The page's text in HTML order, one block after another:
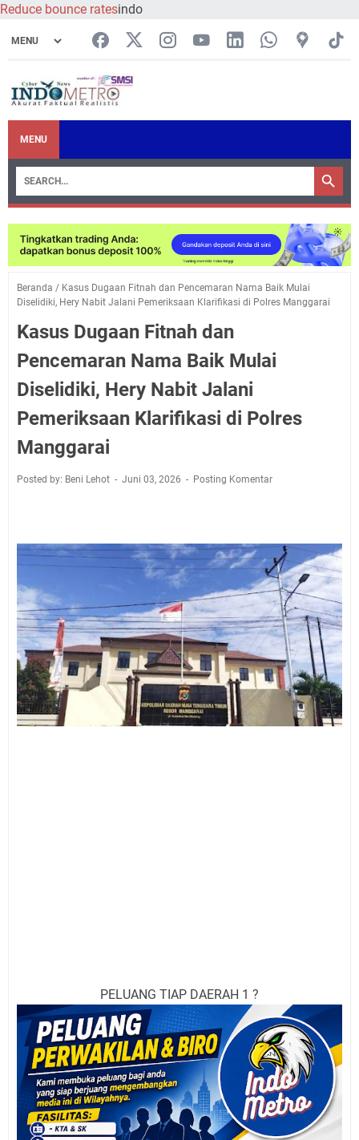
Reduce bounce ratesindo
MENU
Beranda / Kasus Dugaan Fitnah dan Pencemaran Nama Baik Mulai
Diselidiki, Hery Nabit Jalani Pemeriksaan Klarifikasi di Polres Manggarai
Kasus Dugaan Fitnah dan
Pencemaran Nama Baik Mulai
Diselidiki, Hery Nabit Jalani
Pemeriksaan Klarifikasi di Polres
Manggarai
Posted by: Beni Lehot Juni 03, 2026 Posting Komentar
PELUANG TIAP DAERAH 1 ?